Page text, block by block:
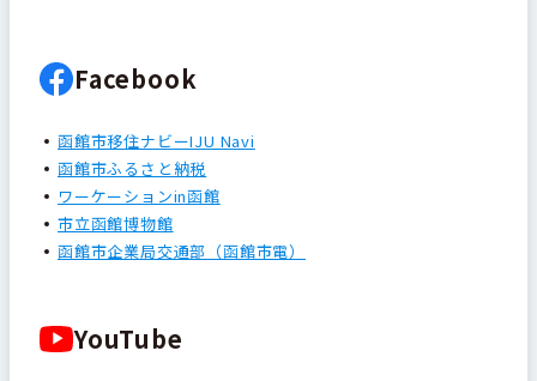
Facebook
函館市移住ナビーIJU Navi
函館市ふるさと納税
ワーケーションin函館
市立函館博物館
函館市企業局交通部（函館市電）
YouTube